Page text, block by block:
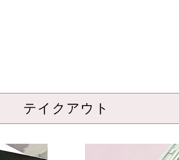
テイクアウト